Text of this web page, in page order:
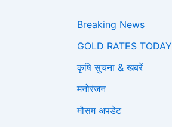
Breaking News
GOLD RATES TODAY
कृषि सुचना & खबरें
मनोरंजन
मौसम अपडेट